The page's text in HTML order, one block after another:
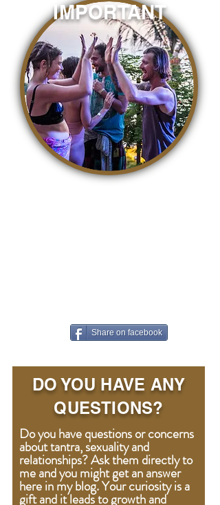
IMPORTANT
Share on facebook
DO YOU HAVE ANY
QUESTIONS?
Do you have questions or concerns
about tantra, sexuality and
relationships? Ask them directly to
me and you might get an answer
here in my blog. Your curiosity is a
giftandit leads to growth and